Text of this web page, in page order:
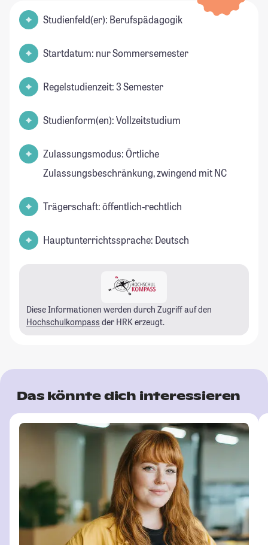
Studienfeld(er): Berufspädagogik
Startdatum: nur Sommersemester
Regelstudienzeit: 3 Semester
Studienform(en): Vollzeitstudium
Zulassungsmodus: Örtliche
Zulassungsbeschränkung, zwingend mit NC
Trägerschaft: öffentlich-rechtlich
Hauptunterrichtssprache: Deutsch
Diese Informationen werden durch Zugriff auf den
Hochschulkompass der HRK erzeugt.
Das könnte dich interessieren